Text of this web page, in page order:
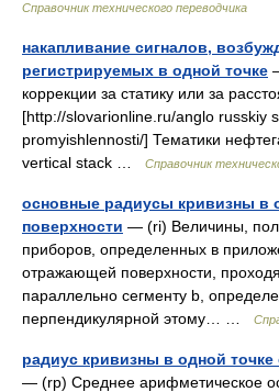
Справочник технического переводчика
накапливание сигналов,
регистрируемых в одной точке
коррекции за статику или за
[http://slovarionline.ru/anglo russkiy
promyishlennosti/] Тематики
vertical stack …
Справочник
основные радиусы кривизны в
поверхности — (ri) Величины,
приборов, определенных в
отражающей поверхности,
параллельно сегменту b,
перпендикулярной этому… …
радиус кривизны в одной
— (rp) Среднее арифметическое